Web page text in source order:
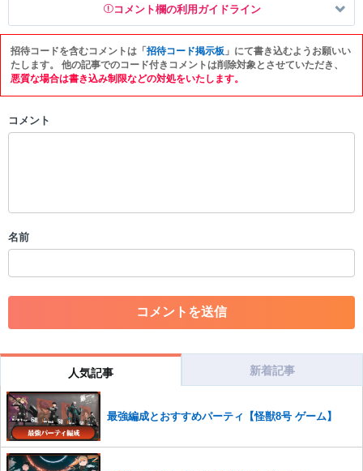
コメント欄の利用ガイドライン
以下の書き込みを禁止とし、場合によってはコメント削除や書き込み制
限を行う可能性がございます。 あらかじめご了承ください。
・スパムなど、記事内容と関係のない投稿
・その他、管理者が不適切と判断した投稿
コメントの削除を申請する ※投稿内容を確認後、順次対応さ
※一度削除したコメントは復元ができませんのでご注意くだ
また、過度な利用規約の違反や、弊社に損害の及ぶ内容の書き込みがあ
った場合は、法的措置をとらせていただく場合もございますので、あら
かじめご理解くださいませ。
招待コードを含むコメントは「 招待コード掲示板 」にて書き込むようお願いい
たします。 他の記事でのコード付きコメントは削除対象とさせていただき、
悪質な場合は書き込み制限などの対処をいたします。
コメント
名前
人気記事 新着記事
最強編成とおすすめパーティ【怪獣8号 ゲーム】